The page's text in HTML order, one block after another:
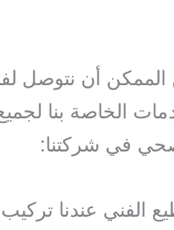
أن نتوصل
الخاصة بنا
في شركتنا:
عندنا تركيب